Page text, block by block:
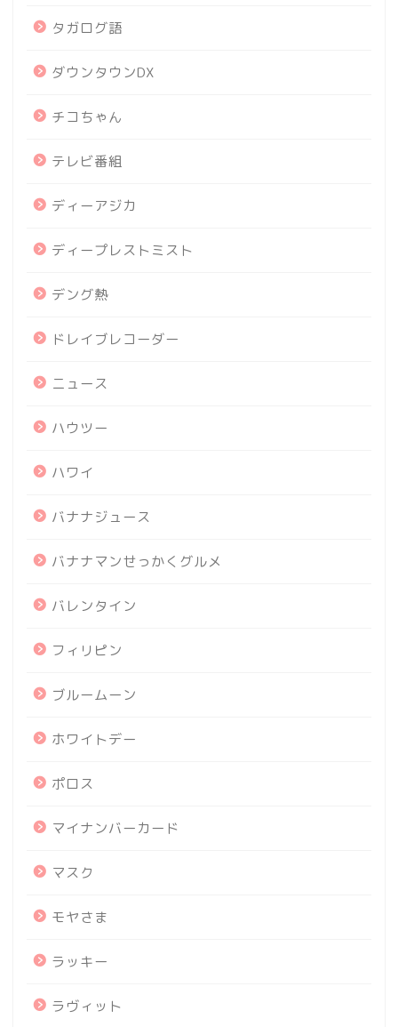
タガログ語
ダウンタウンDX
チコちゃん
テレビ番組
ディーアジカ
ディープレストミスト
デング熱
ドレイブレコーダー
ニュース
ハウツー
ハワイ
バナナジュース
バナナマンせっかくグルメ
バレンタイン
フィリピン
ブルームーン
ホワイトデー
ポロス
マイナンバーカード
マスク
モヤさま
ラッキー
ラヴィット